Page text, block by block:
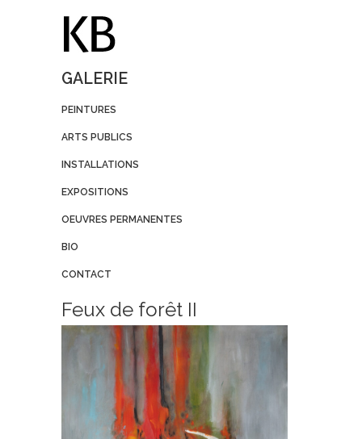
GALERIE
PEINTURES
ARTS PUBLICS
INSTALLATIONS
EXPOSITIONS
OEUVRES PERMANENTES
BIO
CONTACT
Feux de forêt II